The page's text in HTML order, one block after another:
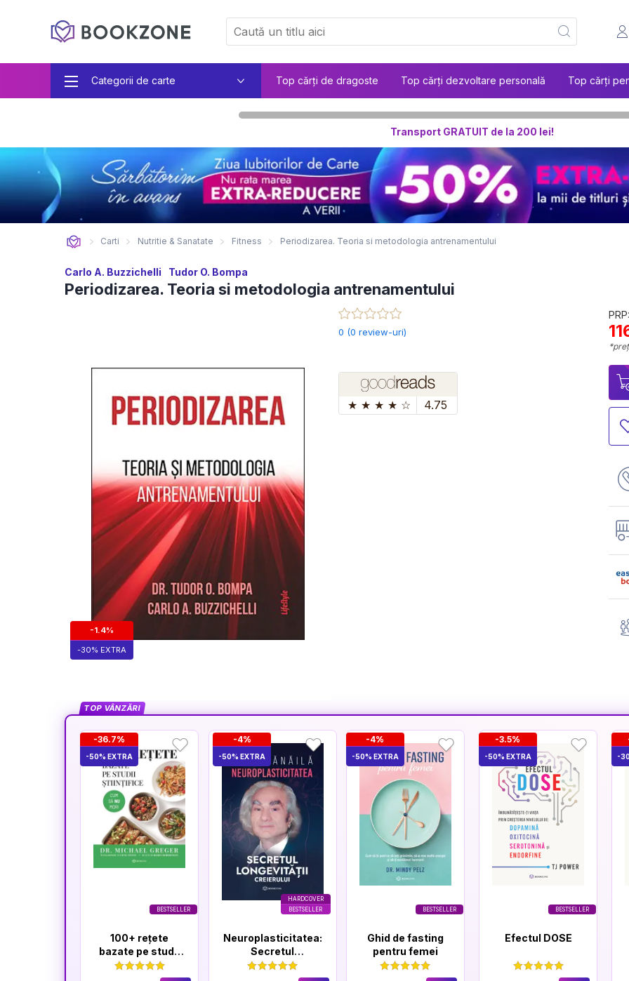
Categorii de carte Top cărți de dragoste Top cărți dezvoltare personală Top cărți
Transport GRATUIT de la 200 lei!
Carti Nutritie & Sanatate Fitness Periodizarea. Teoria si metodologia antrenamentului
Carlo A. Buzzichelli Tudor O. Bompa
Periodizarea. Teoria si metodologia antrenamentului
-1.4%
-30% EXTRA
0 (0 review-uri)
★ ★ ★ ★ ☆ 4.75
TOP VÂNZĂRI
BESTSELLER
-36.7%
-50% EXTRA
100+ rețete
bazate pe studii
științifice
HARDCOVER
BESTSELLER
-4%
-50% EXTRA
Neuroplasticitatea:
Secretul
longevității
BESTSELLER
-4%
-50% EXTRA
Ghid de fasting
pentru femei
BESTSELLER
-3.5%
-50% EXTRA
Efectul DOSE
-